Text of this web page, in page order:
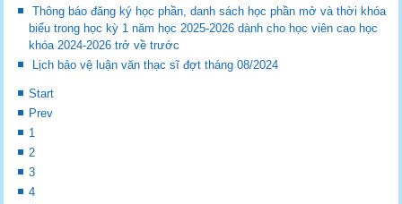
Thông báo đăng ký học phần, danh sách học phần mở và thời khóa
biểu trong học kỳ 1 năm học 2025-2026 dành cho học viên cao học
khóa 2024-2026 trở về trước
Lịch bảo vệ luận văn thạc sĩ đợt tháng 08/2024
Start
Prev
1
2
3
4